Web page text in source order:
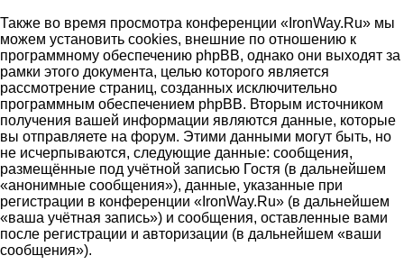
Также во время просмотра конференции «IronWay.Ru» мы
можем установить cookies, внешние по отношению к
программному обеспечению phpBB, однако они выходят за
рамки этого документа, целью которого является
рассмотрение страниц, созданных исключительно
программным обеспечением phpBB. Вторым источником
получения вашей информации являются данные, которые
вы отправляете на форум. Этими данными могут быть, но
не исчерпываются, следующие данные: сообщения,
размещённые под учётной записью Гостя (в дальнейшем
«анонимные сообщения»), данные, указанные при
регистрации в конференции «IronWay.Ru» (в дальнейшем
«ваша учётная запись») и сообщения, оставленные вами
после регистрации и авторизации (в дальнейшем «ваши
сообщения»).